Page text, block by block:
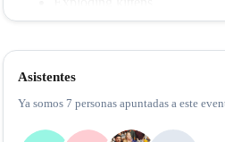
Pandemia
Skyjo
Sushi Go
Saboteur
Asistentes
Ya somos 7 personas apuntadas a este